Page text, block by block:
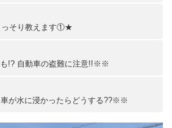
っそり教えます①★
!? 自動車の盗難に注意!!※※
が水に浸かったらどうする??※※